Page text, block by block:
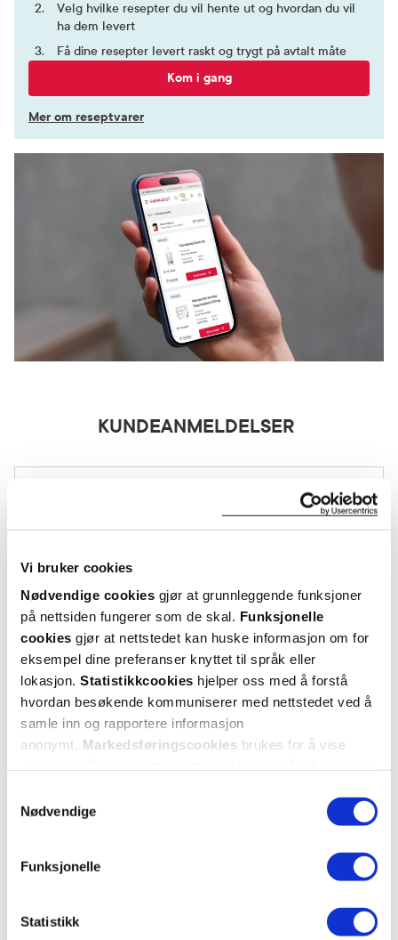
Vi bruker cookies
Nødvendige cookies gjør at grunnleggende funksjoner
på nettsiden fungerer som de skal. Funksjonelle
cookies gjør at nettstedet kan huske informasjon om for
eksempel dine preferanser knyttet til språk eller
lokasjon. Statistikkcookies hjelper oss med å forstå
hvordan besøkende kommuniserer med nettstedet ved å
samle inn og rapportere informasjon
anonymt. Markedsføringscookies brukes for å vise
Nødvendige
Funksjonelle
Statistikk
Velg hvilke resepter du vil hente ut og hvordan du vil
ha dem levert
Få dine resepter levert raskt og trygt på avtalt måte
Kom i gang
Mer om reseptvarer
KUNDEANMELDELSER
2 anmeldelser
4 stjerner
3 stjerner
2 stjerner 0
1 stjerne